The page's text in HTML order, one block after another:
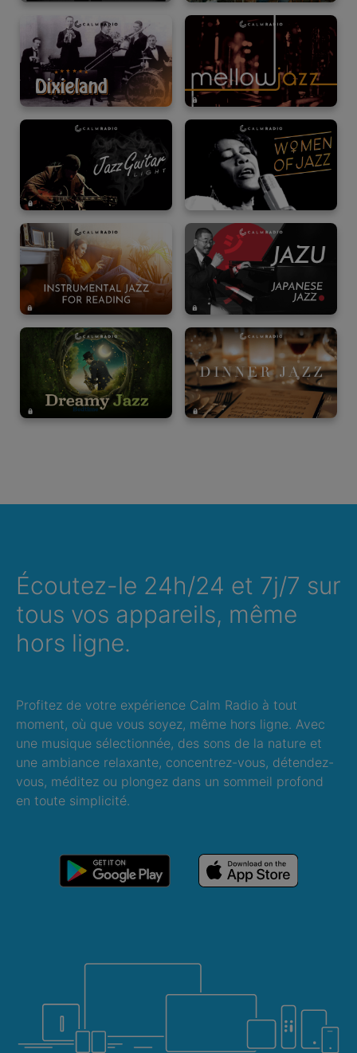
Écoutez-le 24h/24 et 7j/7 sur
tous vos appareils, même
hors ligne.
Profitez de votre expérience Calm Radio à tout
moment, où que vous soyez, même hors ligne. Avec
une musique sélectionnée, des sons de la nature et
une ambiance relaxante, concentrez-vous, détendez-
vous, méditez ou plongez dans un sommeil profond
en toute simplicité.